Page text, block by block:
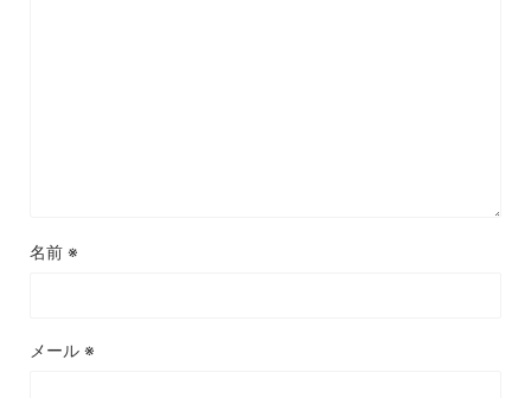
名前 ※
メール ※